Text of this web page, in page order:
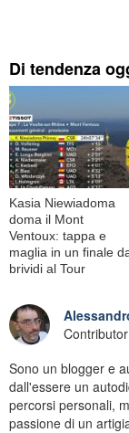
Di tendenza
Kasia Niewiadoma
doma il Mont
Ventoux: tappa e
maglia in un finale
brividi al Tour
Contributor
Sono un blogger e
dall'essere un
percorsi personali,
passione di un